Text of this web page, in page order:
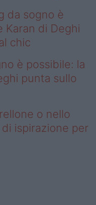
da sogno è
Karan di Deghi
chic
è possibile: la
punta sullo
o nello
ispirazione per